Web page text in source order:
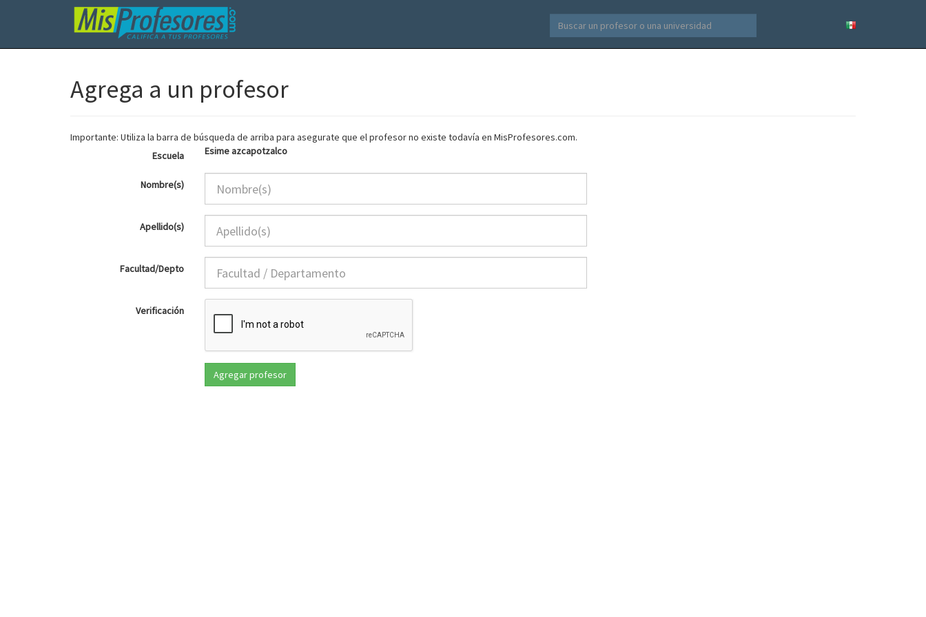
Agrega a un profesor
Importante: Utiliza la barra de búsqueda de arriba para asegurate que el profesor no existe todavía en MisProfesores.com.
Escuela
Esime azcapotzalco
Nombre(s)
Apellido(s)
Facultad/Depto
Verificación